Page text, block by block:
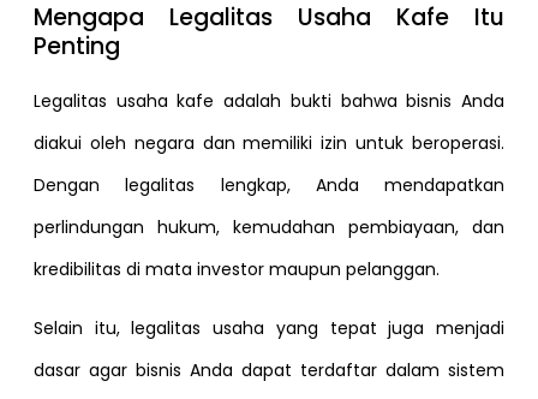
Mengapa Legalitas Usaha Kafe Itu
Penting
Legalitas usaha kafe adalah bukti bahwa bisnis Anda
diakui oleh negara dan memiliki izin untuk beroperasi.
Dengan legalitas lengkap, Anda mendapatkan
perlindungan hukum, kemudahan pembiayaan, dan
kredibilitas di mata investor maupun pelanggan.
Selain itu, legalitas usaha yang tepat juga menjadi
dasar agar bisnis Anda dapat terdaftar dalam sistem